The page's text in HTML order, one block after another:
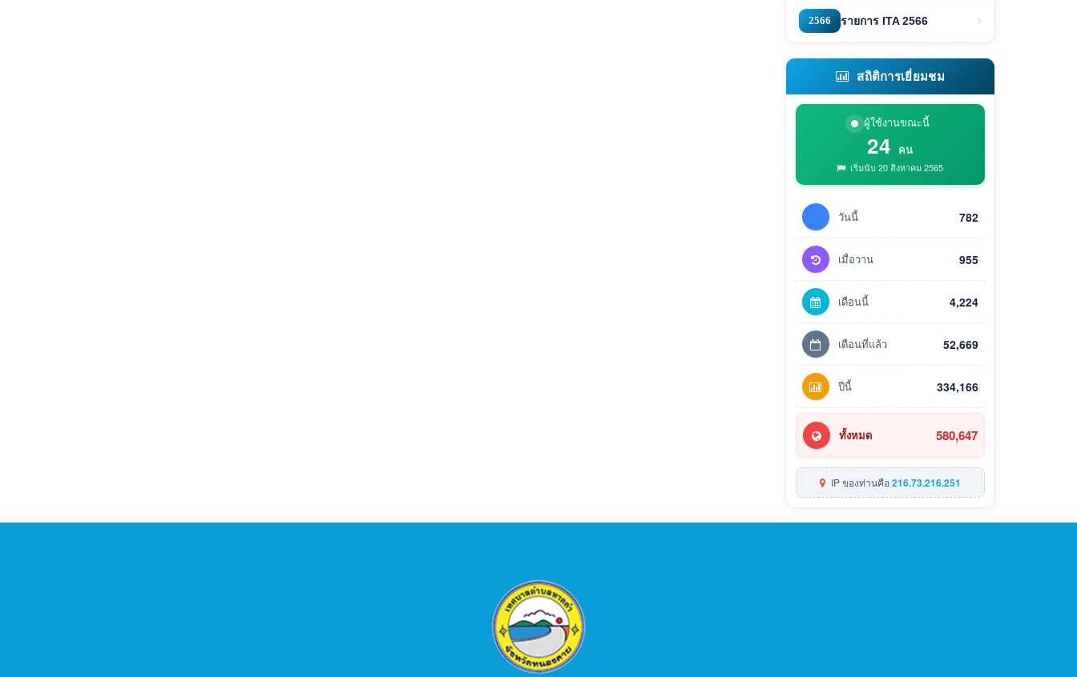
2566 รายการ ITA 2566
สถิติการเยี่ยมชม
ผู้ใช้งานขณะนี้
24 คน
เริ่มนับ 20 สิงหาคม 2565
วันนี้ 782
เมื่อวาน 955
เดือนนี้ 4,224
เดือนที่แล้ว 52,669
ปีนี้ 334,166
ทั้งหมด 580,647
IP ของท่านคือ216.73.216.251